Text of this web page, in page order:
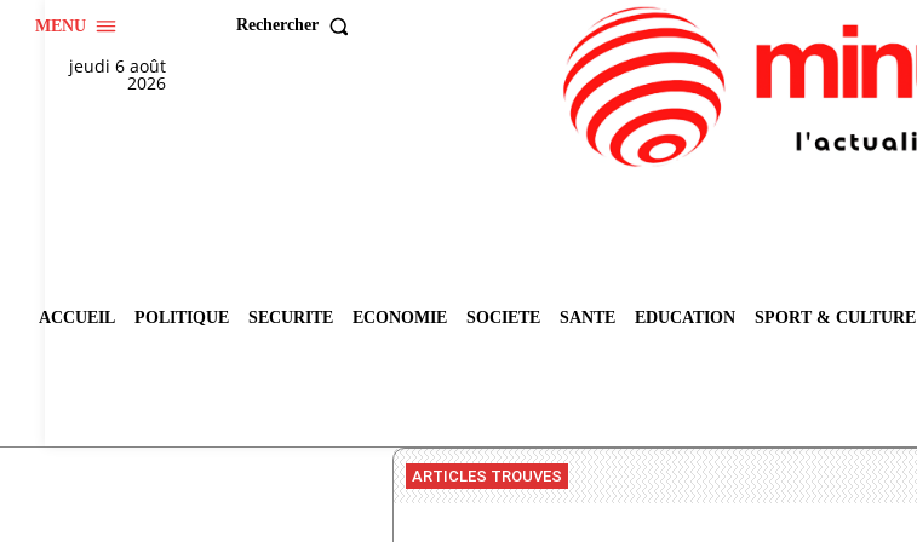
MENU Rechercher
jeudi 6 août
2026
ACCUEIL POLITIQUE SECURITE ECONOMIE SOCIETE SANTE EDUCATION SPORT & CULTURE
ARTICLES TROUVES